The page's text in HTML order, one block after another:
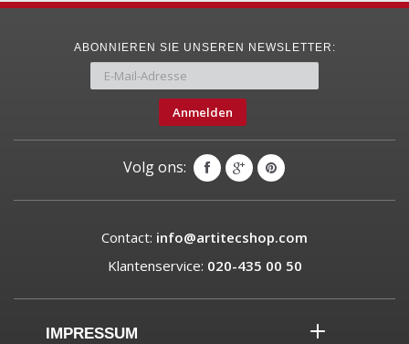
ABONNIEREN SIE UNSEREN NEWSLETTER:
Anmelden
Volg ons:
Contact: info@artitecshop.com
Klantenservice: 020-435 00 50
IMPRESSUM